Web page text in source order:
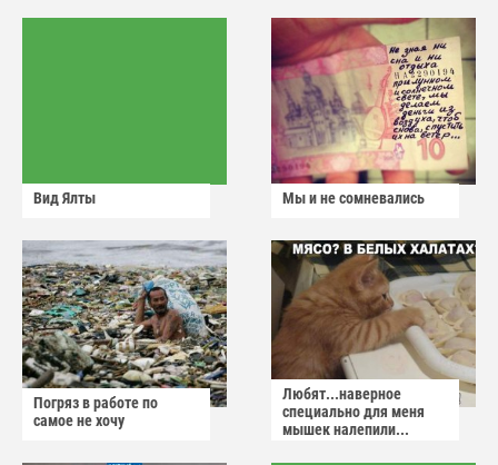
Вид Ялты Мы и не сомневались
Погряз в работе по
самое не хочу
Любят...наверное
специально для меня
мышек налепили...